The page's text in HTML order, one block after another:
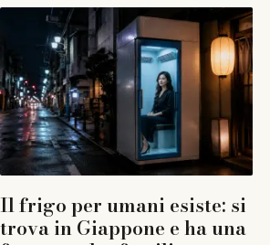
Il frigo per umani esiste: si
trova in Giappone e ha una